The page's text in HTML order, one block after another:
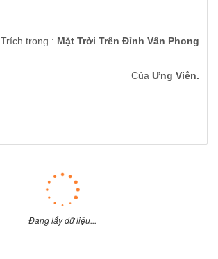
Trích trong : Mặt Trời Trên Đỉnh Vân Phong
Của Ưng Viên.
Đang lấy dữ liệu...